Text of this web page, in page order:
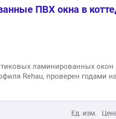
ПВХ окна в
ламинированных окон
Rehau, проверен годами
Ед. изм.